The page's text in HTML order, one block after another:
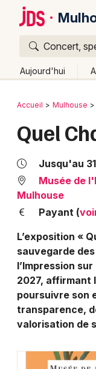
Concert,
Aujourd'hui
Publier un
Grands
Activité &
Manifestations
Foires & salons
Spectacles
Concerts
Sports
Bordeaux
Lille
Lyon
Mulhouse
Montpellier
Nantes
Nice
Paris
Retour
Accueil Mulhouse
Quel
Jusqu'au
Musée de
Mulhouse
Payant (
L’exposition «
sauvegarde
l’Impression
2027, affirmant
poursuivre son
transparence,
valorisation de
Quoi ?
Où ?
Partout
Près de
Quand ?
Aujourd'hui